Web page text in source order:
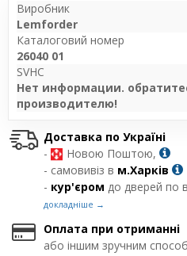
Виробник
Lemforder
Каталоговий номер
26040 01
SVHC
Нет информации.
производителю!
Доставка по Україні
-
Новою Поштою,
- самовивіз в м.Харків
- кур'єром до дверей по
докладніше →
Оплата при отриманні
або іншим зручним